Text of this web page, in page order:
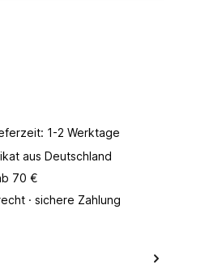
1-2 Werktage
aus Deutschland
70 €
· sichere Zahlung